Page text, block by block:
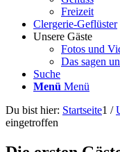
Freizeit
Clergerie-Geflüster
Unsere Gäste
Fotos und
Das sagen
Suche
Menü Menü
Du bist hier: Startseite1 /
eingetroffen